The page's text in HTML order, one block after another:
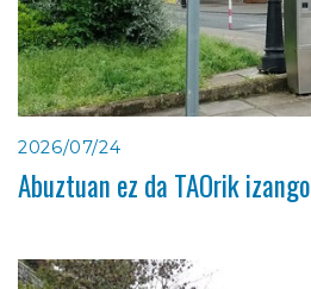
2026/07/24
Abuztuan ez da TAOrik izango